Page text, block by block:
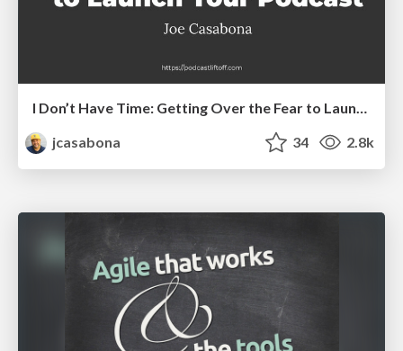
I Don’t Have Time: Getting Over the Fear to Launch Your Podcast
jcasabona
34 2.8k